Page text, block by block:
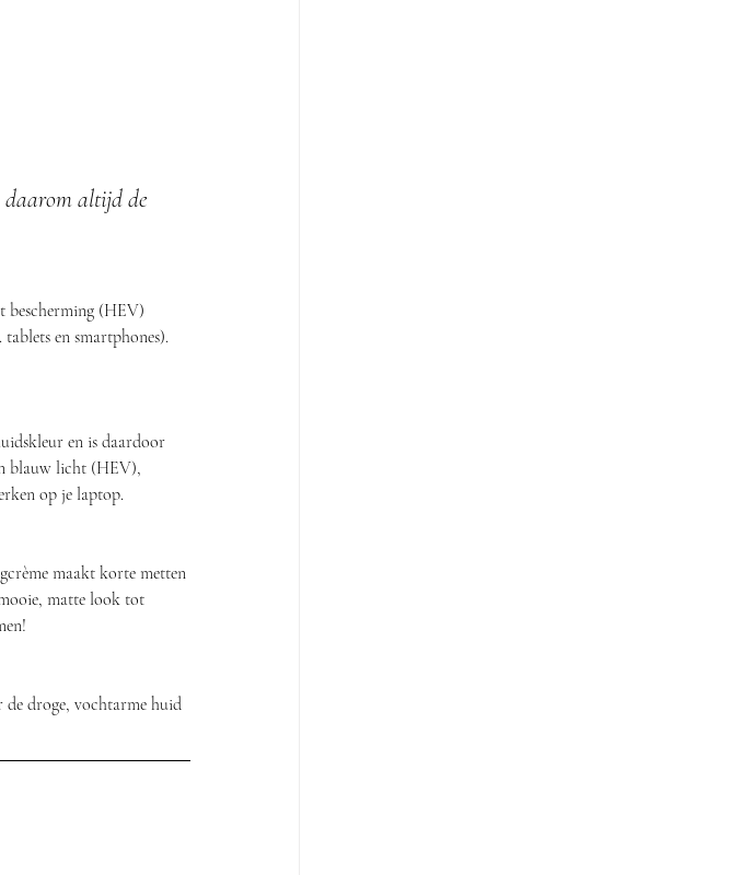
daarom altijd de
bescherming (HEV)
en smartphones).
en is daardoor
blauw licht (HEV),
op je laptop.
maakt korte metten
matte look tot
de droge, vochtarme huid